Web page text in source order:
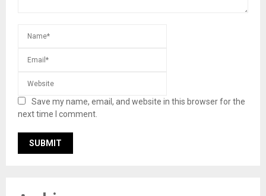
Save my name, email, and website in this browser for the
next time I comment.